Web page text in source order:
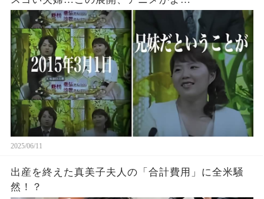
2025/06/11
出産を終えた真美子夫人の「合計費用」に全米騒
然！？